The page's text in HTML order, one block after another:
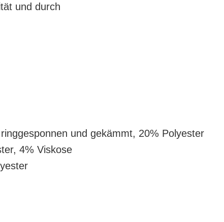
und durch
und gekämmt, 20% Polyester
4% Viskose